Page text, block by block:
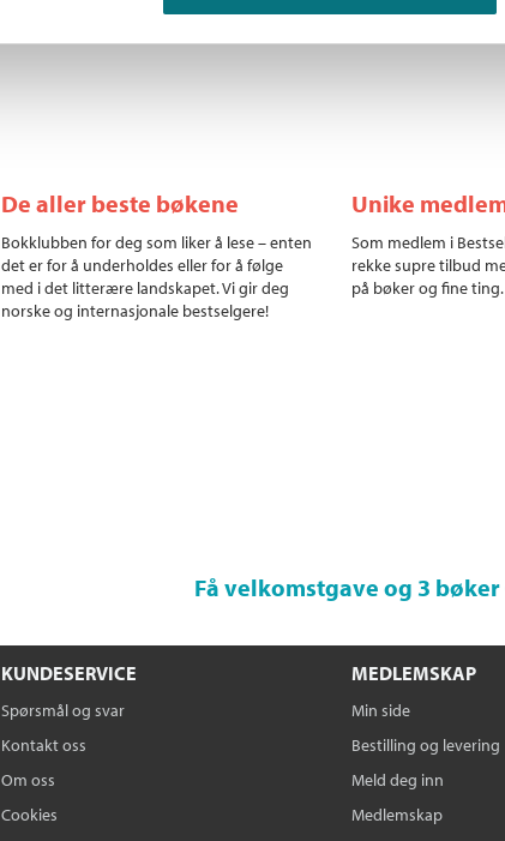
De aller beste bøkene
Bokklubben for deg som liker å lese – enten
det er for å underholdes eller for å følge
med i det litterære landskapet. Vi gir deg
norske og internasjonale bestselgere!
Unike
Som medlem i
rekke supre tilbud
på bøker og fine ting.
Få velkomstgave og 3 bøker
KUNDESERVICE
Spørsmål og svar
Kontakt oss
Om oss
Cookies
MEDLEMSKAP
Min side
Bestilling og levering
Meld deg inn
Medlemskap